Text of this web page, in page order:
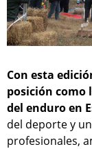
Con esta
posición como
del enduro en
del deporte y
profesionales,